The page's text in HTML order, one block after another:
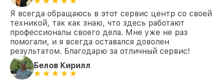
Я всегда обращаюсь в этот сервис центр со своей
техникой, так как знаю, что здесь работают
профессионалы своего дела. Мне уже не раз
помогали, и я всегда оставался доволен
результатом. Благодарю за отличный сервис!
Белов Кирилл